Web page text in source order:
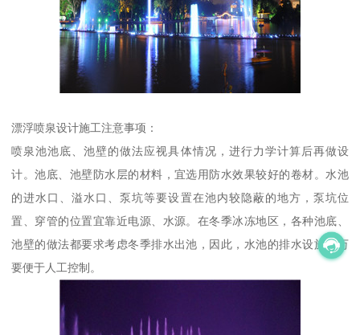
漂浮喷泉设计施工注意事项：
喷泉池池底、池壁的做法应视具体情况，进行力学计算后再做设
计。池底、池壁防水层的材料，宜选用防水效果较好的卷材。水池
的进水口、溢水口、泵坑等要设置在池内较隐蔽的地方，泵坑位
置、穿管的位置宜靠近电源、水源。在冬季冰冻地区，各种池底、
池壁的做法都要求考虑冬季排水出池，因此，水池的排水设施千万
要便于人工控制。